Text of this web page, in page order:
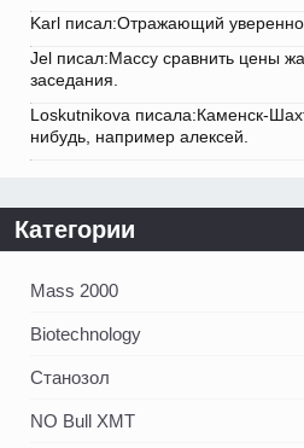
Karl писал:Отражающий
Jel писал:Массу сравнить цены
заседания.
Loskutnikova писала:Каменск-
нибудь, например алексей.
Категории
Mass 2000
Biotechnology
Станозол
NO Bull XMT